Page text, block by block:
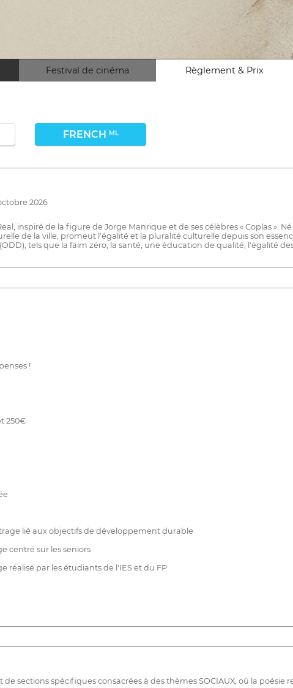
Festival de cinéma Règlement & Prix
FRENCH ML
2026
inspiré de la figure de Jorge Manrique et de ses célèbres « Coplas ».
de la ville, promeut l'égalité et la pluralité culturelle depuis son
tels que la faim zéro, la santé, une éducation de qualité, l'égalité
!
250€
lié aux objectifs de développement durable
centré sur les seniors
réalisé par les étudiants de l'IES et du FP
de sections spécifiques consacrées à des thèmes SOCIAUX, où la